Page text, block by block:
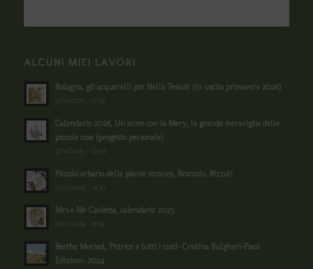
ALCUNI MIEI LAVORI
Bologna, gli acquerelli per Nella Tessuti (in uscita primavera 2026)
27/11/2025 - 12:29
Calendario 2026, Un anno con la Mery, la grande meraviglia delle
piccole cose (progetto personale)
27/11/2025 - 12:09
Piccolo erbario delle piante stronze, Broccolo, Rizzoli
12/10/2025 - 18:30
Mrs e Mr Cavietta, calendario 2025
17/10/2024 - 18:34
Berthe Morisot, Pittrice a tutti i costi- Cristina Bulgheri-Paesi
Edizioni- 2024